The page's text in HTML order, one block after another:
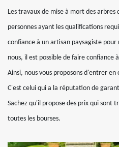
Les travaux de mise à mort des
personnes ayant les qualifications
confiance à un artisan paysagiste
nous, il est possible de faire confiance
Ainsi, nous vous proposons d'entrer
C'est celui qui a la réputation de
Sachez qu'il propose des prix qui sont
toutes les bourses.